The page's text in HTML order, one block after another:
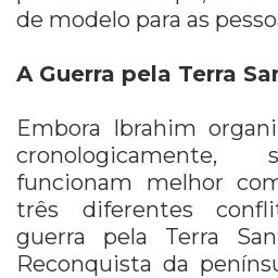
de modelo para as
A Guerra pela Terra
Embora Ibrahim
cronologicamente,
funcionam melhor
três diferentes
guerra pela Terra
Reconquista da